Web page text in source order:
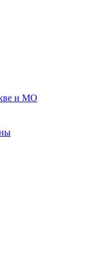
и МО